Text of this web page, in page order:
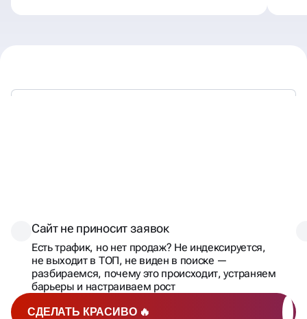
СДЕЛАТЬ КРАСИВО 🔥
Сайт не приносит заявок
Есть трафик, но нет продаж? Не индексируется,
не выходит в ТОП, не виден в поиске —
разбираемся, почему это происходит, устраняем
барьеры и настраиваем рост